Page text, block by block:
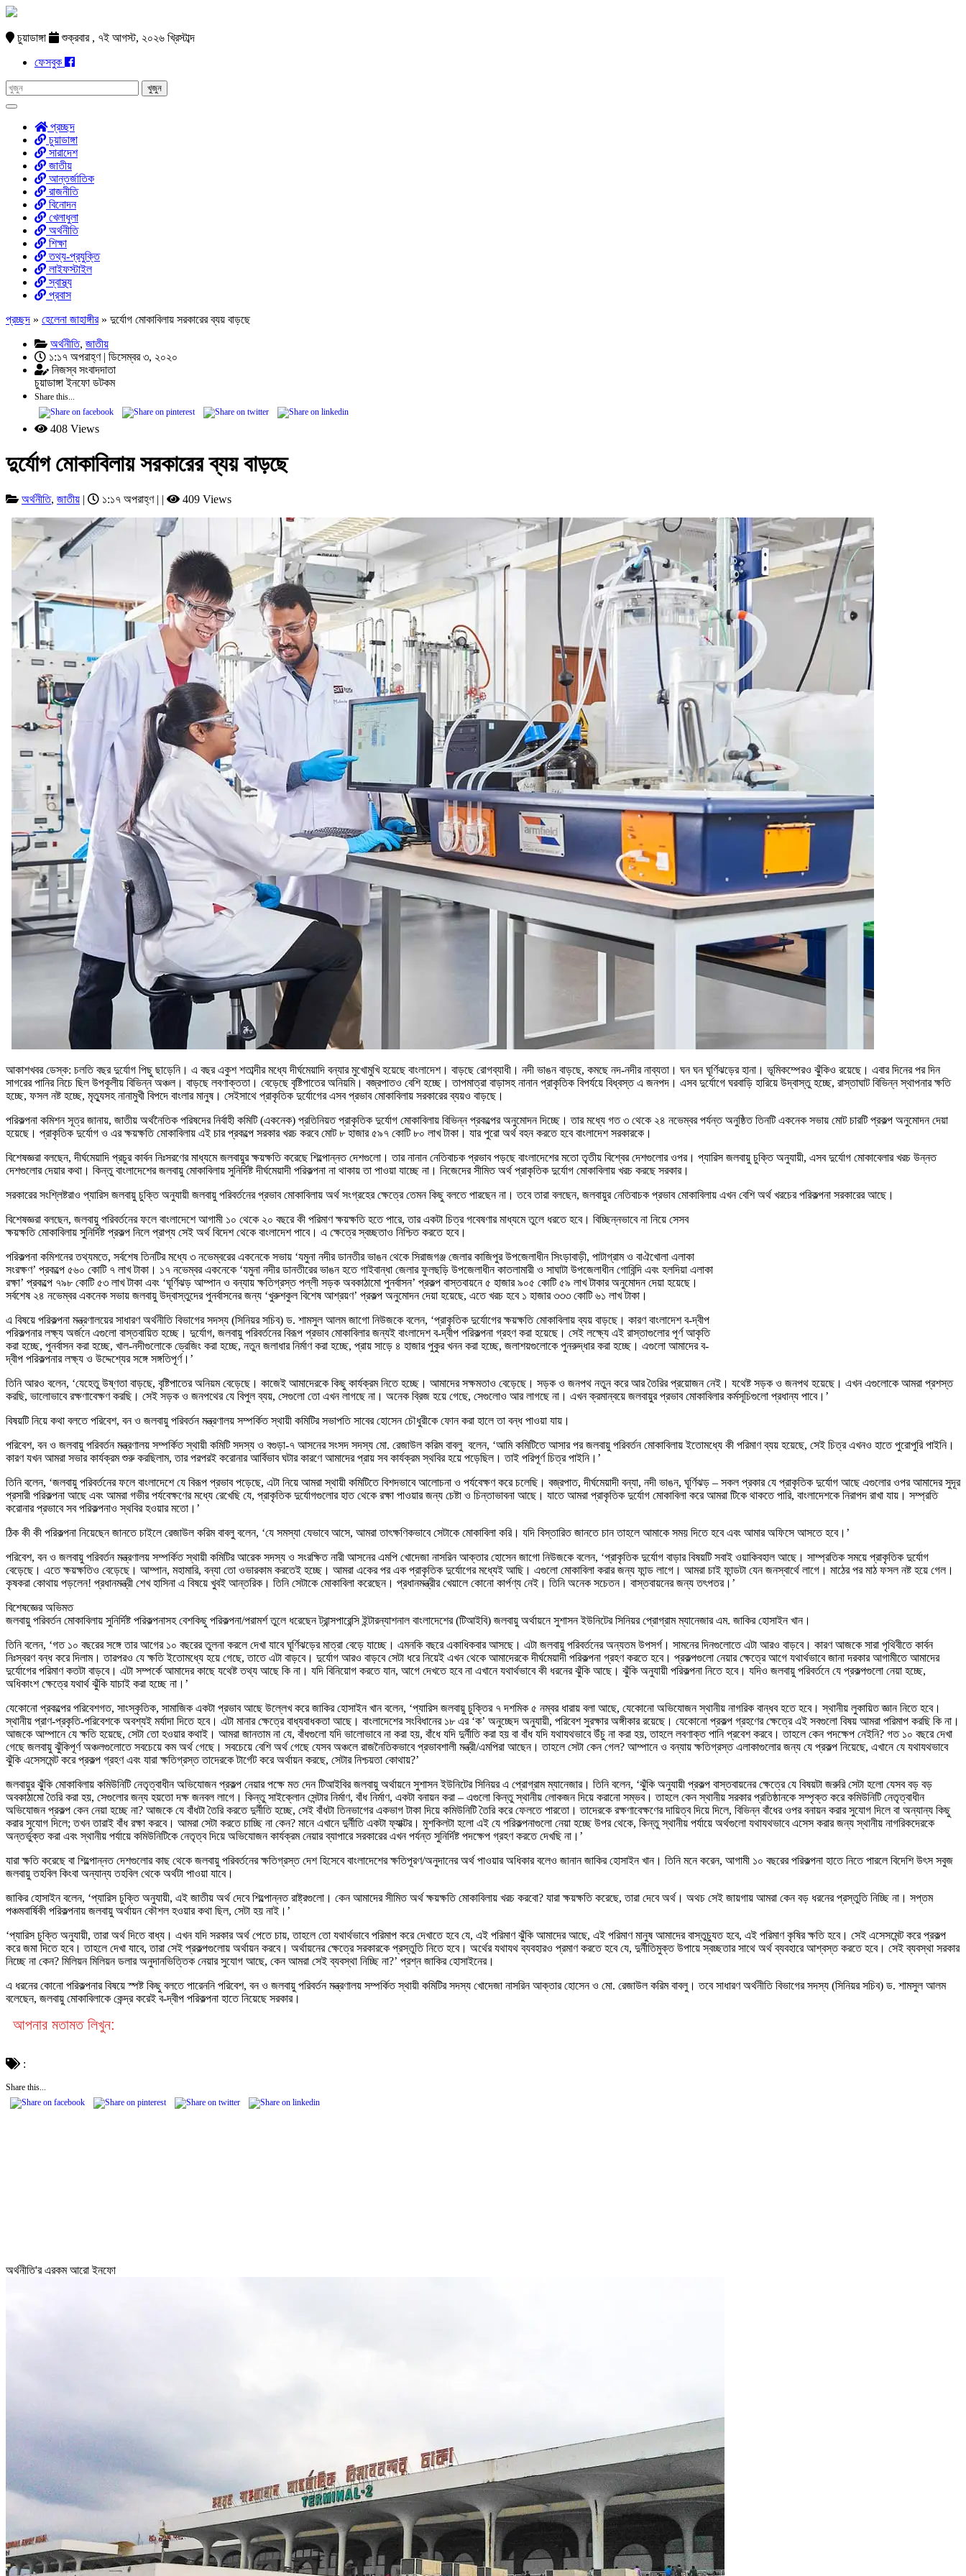
চুয়াডাঙ্গা
শুক্রবার , ৭ই আগস্ট, ২০২৬ খ্রিস্টাব্দ
ফেসবুক
প্রচ্ছদ
চুয়াডাঙ্গা
সারাদেশ
জাতীয়
আন্তর্জাতিক
রাজনীতি
বিনোদন
খেলাধুলা
অর্থনীতি
শিক্ষা
তথ্য-প্রযুক্তি
লাইফস্টাইল
স্বাস্থ্য
প্রবাস
প্রচ্ছদ » হেলেনা জাহাঙ্গীর» দুর্যোগ মোকাবিলায় সরকারের ব্যয় বাড়ছে
অর্থনীতি, জাতীয়
১:১৭ অপরাহ্ণ | ডিসেম্বর ৩, ২০২০
নিজস্ব সংবাদদাতা
চুয়াডাঙ্গা ইনফো ডটকম
Share this...
408 Views
দুর্যোগ মোকাবিলায় সরকারের ব্যয় বাড়ছে
অর্থনীতি, জাতীয় | ১:১৭ অপরাহ্ণ | | 409 Views
আকাশখবর ডেস্ক: চলতি বছর দুর্যোগ পিছু ছাড়েনি। এ বছর একুশ শতাব্দীর মধ্যে দীর্ঘমেয়াদি বন্যার মুখোমুখি হয়েছে বাংলাদেশ। বাড়ছে রোগব্যাধী। নদী ভাঙন বাড়ছে, কমছে নদ-নদীর নাব্যতা। ঘন ঘন ঘূর্ণিঝড়ের হানা। ভূমিকম্পেরও ঝুঁকিও রয়েছে। এবার দিনের পর দিন
সাগরের পানির নিচে ছিল উপকূলীয় বিভিন্ন অঞ্চল। বাড়ছে লবণাক্ততা। বেড়েছে বৃষ্টিপাতের অনিয়মি। বজ্রপাতও বেশি হচ্ছে। তাপমাত্রা বাড়াসহ নানান প্রাকৃতিক বিপর্যয়ে বিধ্বস্ত এ জনপদ। এসব দুর্যোগে ঘরবাড়ি হারিয়ে উদ্বাস্তু হচ্ছে, রাস্তাঘাট বিভিন্ন স্থাপনার ক্ষতি
হচ্ছে, ফসল নষ্ট হচ্ছে, মৃত্যুসহ নানামুখী বিপদে বাংলার মানুষ। সেইসাথে প্রাকৃতিক দুর্যোগের এসব প্রভাব মোকাবিলায় সরকারের ব্যয়ও বাড়ছে।
পরিকল্পনা কমিশন সূত্র জানায়, জাতীয় অর্থনৈতিক পরিষদের নির্বাহী কমিটি (একনেক) প্রতিনিয়ত প্রাকৃতিক দুর্যোগ মোকাবিলায় বিভিন্ন প্রকল্পের অনুমোদন দিচ্ছে। তার মধ্যে গত ৩ থেকে ২৪ নভেম্বর পর্যন্ত অনুষ্ঠিত তিনটি একনেক সভায় মোট চারটি প্রকল্প অনুমোদন দেয়া
হয়েছে। প্রাকৃতিক দুর্যোগ ও এর ক্ষয়ক্ষতি মোকাবিলায় এই চার প্রকল্পে সরকার খরচ করবে মোট ৮ হাজার ৫৯৭ কোটি ৮০ লাখ টাকা। যার পুরো অর্থ বহন করতে হবে বাংলাদেশ সরকারকে।
বিশেষজ্ঞরা বলছেন, দীর্ঘমেয়াদি প্রচুর কার্বন নিঃসরণের মাধ্যমে জলবায়ুর ক্ষয়ক্ষতি করেছে শিল্পোন্নত দেশগুলো। তার নানান নেতিবাচক প্রভাব পড়ছে বাংলাদেশের মতো তৃতীয় বিশ্বের দেশগুলোর ওপর। প্যারিস জলবায়ু চুক্তি অনুযায়ী, এসব দুর্যোগ মোকাবেলার খরচ উন্নত
দেশগুলোর দেয়ার কথা। কিন্তু বাংলাদেশের জলবায়ু মোকাবিলায় সুনির্দিষ্ট দীর্ঘমেয়াদী পরিকল্পনা না থাকায় তা পাওয়া যাচ্ছে না। নিজেদের সীমিত অর্থ প্রাকৃতিক দুর্যোগ মোকাবিলায় খরচ করছে সরকার।
সরকারের সংশ্লিষ্টরাও প্যারিস জলবায়ু চুক্তি অনুযায়ী জলবায়ু পরিবর্তনের প্রভাব মোকাবিলায় অর্থ সংগ্রহের ক্ষেত্রে তেমন কিছু বলতে পারছেন না। তবে তারা বলছেন, জলবায়ুর নেতিবাচক প্রভাব মোকাবিলায় এখন বেশি অর্থ খরচের পরিকল্পনা সরকারের আছে।
বিশেষজ্ঞরা বলছেন, জলবায়ু পরিবর্তনের ফলে বাংলাদেশে আগামী ১০ থেকে ২০ বছরে কী পরিমাণ ক্ষয়ক্ষতি হতে পারে, তার একটা চিত্র গবেষণার মাধ্যমে তুলে ধরতে হবে। বিচ্ছিন্নভাবে না নিয়ে সেসব
ক্ষয়ক্ষতি মোকাবিলায় সুনির্দিষ্ট প্রকল্প নিলে প্রাপ্য সেই অর্থ বিদেশ থেকে বাংলাদেশ পাবে। এ ক্ষেত্রে স্বচ্ছতাও নিশ্চিত করতে হবে।
পরিকল্পনা কমিশনের তথ্যমতে, সর্বশেষ তিনটির মধ্যে ৩ নভেম্বরের একনেকে সভায় ‘যমুনা নদীর ডানতীর ভাঙন থেকে সিরাজগঞ্জ জেলার কাজিপুর উপজেলাধীন সিংড়াবাড়ী, পাটাগ্রাম ও বাঐখোলা এলাকা
সংরক্ষণ’ প্রকল্পে ৫৬০ কোটি ৭ লাখ টাকা। ১৭ নভেম্বর একনেকে ‘যমুনা নদীর ডানতীরের ভাঙন হতে গাইবান্ধা জেলার ফুলছড়ি উপজেলাধীন কাতলামারী ও সাঘাটা উপজেলাধীন গোবিন্দি এবং হলদিয়া এলাকা
রক্ষা’ প্রকল্পে ৭৯৮ কোটি ৫৩ লাখ টাকা এবং ‘ঘূর্ণিঝড় আম্পান ও বন্যায় ক্ষতিগ্রস্ত পল্লী সড়ক অবকাঠামো পুনর্বাসন’ প্রকল্প বাস্তবায়নে ৫ হাজার ৯০৫ কোটি ৫৯ লাখ টাকার অনুমোদন দেয়া হয়েছে।
সর্বশেষ ২৪ নভেম্বর একনেক সভায় জলবায়ু উদ্বাস্তুদের পুনর্বাসনের জন্য ‘খুরুশকুল বিশেষ আশ্রয়ণ’ প্রকল্প অনুমোদন দেয়া হয়েছে, এতে খরচ হবে ১ হাজার ৩৩৩ কোটি ৬১ লাখ টাকা।
এ বিষয়ে পরিকল্পনা মন্ত্রণালয়ের সাধারণ অর্থনীতি বিভাগের সদস্য (সিনিয়র সচিব) ড. শামসুল আলম জাগো নিউজকে বলেন, ‘প্রাকৃতিক দুর্যোগের ক্ষয়ক্ষতি মোকাবিলায় ব্যয় বাড়ছে। কারণ বাংলাদেশ ব-দ্বীপ
পরিকল্পনার লক্ষ্য অর্জনে এগুলো বাস্তবায়িত হচ্ছে। দুর্যোগ, জলবায়ু পরিবর্তনের বিরূপ প্রভাব মোকাবিলার জন্যই বাংলাদেশ ব-দ্বীপ পরিকল্পনা গ্রহণ করা হয়েছে। সেই লক্ষ্যে এই রাস্তাগুলোর পূর্ণ আকৃতি
করা হচ্ছে, পুনর্বাসন করা হচ্ছে, খাল-নদীগুলোকে ড্রেজিং করা হচ্ছে, নতুন জলাধার নির্মাণ করা হচ্ছে, প্রায় সাড়ে ৪ হাজার পুকুর খনন করা হচ্ছে, জলাশয়গুলোকে পুনরুদ্ধার করা হচ্ছে। এগুলো আমাদের ব-
দ্বীপ পরিকল্পনার লক্ষ্য ও উদ্দেশ্যের সঙ্গে সঙ্গতিপূর্ণ।’
তিনি আরও বলেন, ‘যেহেতু উষ্ণতা বাড়ছে, বৃষ্টিপাতের অনিয়ম বেড়েছে। কাজেই আমাদেরকে কিছু কার্যক্রম নিতে হচ্ছে। আমাদের সক্ষমতাও বেড়েছে। সড়ক ও জনপথ নতুন করে আর তৈরির প্রয়োজন নেই। যথেষ্ট সড়ক ও জনপথ হয়েছে। এখন এগুলোকে আমরা প্রশস্ত
করছি, ভালোভাবে রক্ষণাবেক্ষণ করছি। সেই সড়ক ও জনপথের যে বিপুল ব্যয়, সেগুলো তো এখন লাগছে না। অনেক ব্রিজ হয়ে গেছে, সেগুলোও আর লাগছে না। এখন ক্রমান্বয়ে জলবায়ুর প্রভাব মোকাবিলার কর্মসূচিগুলো প্রধান্য পাবে।’
বিষয়টি নিয়ে কথা বলতে পরিবেশ, বন ও জলবায়ু পরিবর্তন মন্ত্রণালয় সম্পর্কিত স্থায়ী কমিটির সভাপতি সাবের হোসেন চৌধুরীকে ফোন করা হালে তা বন্ধ পাওয়া যায়।
পরিবেশ, বন ও জলবায়ু পরিবর্তন মন্ত্রণালয় সম্পর্কিত স্থায়ী কমিটি সদস্য ও বগুড়া-৭ আসনের সংসদ সদস্য মো. রেজাউল করিম বাবলু বলেন, ‘আমি কমিটিতে আসার পর জলবায়ু পরিবর্তন মোকাবিলায় ইতোমধ্যে কী পরিমাণ ব্যয় হয়েছে, সেই চিত্র এখনও হাতে পুরোপুরি পাইনি।
কারণ যখন আমরা সভার কার্যক্রম শুরু করছিলাম, তার পরপরই করোনার আর্বিভাব ঘটার কারণে আমাদের প্রায় সব কার্যক্রম স্থবির হয়ে পড়েছিল। তাই পরিপূর্ণ চিত্র পাইনি।’
তিনি বলেন, ‘জলবায়ু পরিবর্তনের ফলে বাংলাদেশে যে বিরূপ প্রভাব পড়েছে, এটা নিয়ে আমরা স্থায়ী কমিটিতে বিশদভাবে আলোচনা ও পর্যবেক্ষণ করে চলেছি। বজ্রপাত, দীর্ঘমেয়াদী বন্যা, নদী ভাঙন, ঘূর্ণিঝড় – সকল প্রকার যে প্রাকৃতিক দুর্যোগ আছে এগুলোর ওপর আমাদের সুদূর
প্রসারী পরিকল্পনা আছে এবং আমরা গভীর পর্যবেক্ষণের মধ্যে রেখেছি যে, প্রাকৃতিক দুর্যোগগুলোর হাত থেকে রক্ষা পাওয়ার জন্য চেষ্টা ও চিন্তাভাবনা আছে। যাতে আমরা প্রাকৃতিক দুর্যোগ মোকাবিলা করে আমরা টিকে থাকতে পারি, বাংলাদেশকে নিরাপদ রাখা যায়। সম্প্রতি
করোনার প্রভাবে সব পরিকল্পনাও স্থবির হওয়ার মতো।’
ঠিক কী কী পরিকল্পনা নিয়েছেন জানতে চাইলে রেজাউল করিম বাবলু বলেন, ‘যে সমস্যা যেভাবে আসে, আমরা তাৎক্ষণিকভাবে সেটাকে মোকাবিলা করি। যদি বিস্তারিত জানতে চান তাহলে আমাকে সময় দিতে হবে এবং আমার অফিসে আসতে হবে।’
পরিবেশ, বন ও জলবায়ু পরিবর্তন মন্ত্রণালয় সম্পর্কিত স্থায়ী কমিটির আরেক সদস্য ও সংরক্ষিত নারী আসনের এমপি খোদেজা নাসরিন আক্তার হোসেন জাগো নিউজকে বলেন, ‘প্রাকৃতিক দুর্যোগ বাড়ার বিষয়টি সবাই ওয়াকিবহাল আছে। সাম্প্রতিক সময়ে প্রাকৃতিক দুর্যোগ
বেড়েছে। এতে ক্ষয়ক্ষতিও বেড়েছে। আম্পান, মহামারি, বন্যা তো ওভারকাম করতেই হচ্ছে। আমরা একের পর এক প্রাকৃতিক দুর্যোগের মধ্যেই আছি। এগুলো মোকাবিলা করার জন্য ফান্ড লাগে। আমরা চাই ফান্ডটা যেন জনস্বার্থে লাগে। মাঠের পর মাঠ ফসল নষ্ট হয়ে গেল।
কৃষকরা কোথায় পড়লেন! প্রধানমন্ত্রী শেখ হাসিনা এ বিষয়ে খুবই আন্তরিক। তিনি সেটাকে মোকাবিলা করেছেন। প্রধানমন্ত্রীর খেয়ালে কোনো কার্পণ্য নেই। তিনি অনেক সচেতন। বাস্তবায়নের জন্য তৎপতর।’
বিশেষজ্ঞের অভিমত
জলবায়ু পরিবর্তন মোকাবিলায় সুনির্দিষ্ট পরিকল্পনাসহ বেশকিছু পরিকল্পনা/পরামর্শ তুলে ধরেছেন ট্রান্সপারেন্সি ইন্টারন্যাশনাল বাংলাদেশের (টিআইবি) জলবায়ু অর্থায়নে সুশাসন ইউনিটের সিনিয়র প্রোগ্রাম ম্যানেজার এম. জাকির হোসাইন খান।
তিনি বলেন, ‘গত ১০ বছরের সঙ্গে তার আগের ১০ বছরের তুলনা করলে দেখা যাবে ঘূর্ণিঝড়ের মাত্রা বেড়ে যাচ্ছে। এমনকি বছরে একাধিকবার আসছে। এটা জলবায়ু পরিবর্তনের অন্যতম উপসর্গ। সামনের দিনগুলোতে এটা আরও বাড়বে। কারণ আজকে সারা পৃথিবীতে কার্বন
নিঃস্বরণ বন্ধ করে দিলাম। তারপরও যে ক্ষতি ইতোমধ্যে হয়ে গেছে, তাতে এটা বাড়বে। দুর্যোগ আরও বাড়বে সেটা ধরে নিয়েই এখন থেকে আমাদেরকে দীর্ঘমেয়াদী পরিকল্পনা গ্রহণ করতে হবে। প্রকল্পগুলো নেয়ার ক্ষেত্রে আগে যথার্থভাবে জানা দরকার আগামীতে আমাদের
দুর্যোগের পরিমাণ কতটা বাড়বে। এটা সম্পর্কে আমাদের কাছে যথেষ্ট তথ্য আছে কি না। যদি বিনিয়োগ করতে যান, আগে দেখতে হবে না এখানে যথার্থভাবে কী ধরনের ঝুঁকি আছে। ঝুঁকি অনুযায়ী পরিকল্পনা নিতে হবে। যদিও জলবায়ু পরিবর্তনে যে প্রকল্পগুলো নেয়া হচ্ছে,
অধিকাংশ ক্ষেত্রে যথার্থ ঝুঁকি যাচাই করা হচ্ছে না।’
যেকোনো প্রকল্পের পরিবেশগত, সাংস্কৃতিক, সামাজিক একটা প্রভাব আছে উল্লেখ করে জাকির হোসাইন খান বলেন, ‘প্যারিস জলবায়ু চুক্তির ৭ দশমিক ৫ নম্বর ধারায় বলা আছে, যেকোনো অভিযোজন স্থানীয় নাগরিক বান্ধব হতে হবে। স্থানীয় লুকায়িত জ্ঞান নিতে হবে।
স্থানীয় প্রাণ-প্রকৃতি-পরিবেশকে অবশ্যই মর্যাদা দিতে হবে। এটা মানার ক্ষেত্রে বাধ্যবাধকতা আছে। বাংলাদেশের সংবিধানের ১৮ এর ‘ক’ অনুচ্ছেদ অনুযায়ী, পরিবেশ সুরক্ষার অঙ্গীকার রয়েছে। যেকোনো প্রকল্প গ্রহণের ক্ষেত্রে এই সবগুলো বিষয় আমরা পরিমাপ করছি কি না।
আজকে আম্পানে যে ক্ষতি হয়েছে, সেটা তো হওয়ার কথাই। আমরা জানতাম না যে, বাঁধগুলো যদি ভালোভাবে না করা হয়, বাঁধে যদি দুর্নীতি করা হয় বা বাঁধ যদি যথাযথভাবে উঁচু না করা হয়, তাহলে লবণাক্ত পানি প্রবেশ করবে। তাহলে কেন পদক্ষেপ নেইনি? গত ১০ বছরে দেখা
গেছে জলবায়ু ঝুঁকিপূর্ণ অঞ্চলগুলোতে সবচেয়ে কম অর্থ গেছে। সবচেয়ে বেশি অর্থ গেছে যেসব অঞ্চলে রাজনৈতিকভাবে প্রভাবশালী মন্ত্রী/এমপিরা আছেন। তাহলে সেটা কেন গেল? আম্পানে ও বন্যায় ক্ষতিগ্রস্ত এলাকাগুলোর জন্য যে প্রকল্প নিয়েছে, এখানে যে যথাযথভাবে
ঝুঁকি এসেসমেন্ট করে প্রকল্প গ্রহণ এবং যারা ক্ষতিগ্রস্ত তাদেরকে টার্গেট করে অর্থায়ন করছে, সেটার নিশ্চয়তা কোথায়?’
জলবায়ুর ঝুঁকি মোকাবিলায় কমিউনিটি নেতৃত্বাধীন অভিযোজন প্রকল্প নেয়ার পক্ষে মত দেন টিআইবির জলবায়ু অর্থায়নে সুশাসন ইউনিটের সিনিয়র এ প্রোগ্রাম ম্যানেজার। তিনি বলেন, ‘ঝুঁকি অনুযায়ী প্রকল্প বাস্তবায়নের ক্ষেত্রে যে বিষয়টা জরুরি সেটা হলো যেসব বড় বড়
অবকাঠামো তৈরি করা হয়, সেগুলোর জন্য হয়তো দক্ষ জনবল লাগে। কিন্তু সাইক্লোন সেন্টার নির্মাণ, বাঁধ নির্মাণ, একটা বনায়ন করা – এগুলো কিন্তু স্থানীয় লোকজন দিয়ে করানো সম্ভব। তাহলে কেন স্থানীয় সরকার প্রতিষ্ঠানকে সম্পৃক্ত করে কমিউনিটি নেতৃত্বাধীন
অভিযোজন প্রকল্প কেন নেয়া হচ্ছে না? আজকে যে বাঁধটা তৈরি করতে দুর্নীতি হচ্ছে, সেই বাঁধটা তিনভাগের একভাগ টাকা দিয়ে কমিউনিটি তৈরি করে ফেলতে পারতো। তাদেরকে রক্ষণাবেক্ষণের দায়িত্ব দিয়ে দিলে, বিভিন্ন বাঁধের ওপর বনায়ন করার সুযোগ দিলে বা অন্যান্য কিছু
করার সুযোগ দিলে; তখন তারাই বাঁধ রক্ষা করবে। আমরা সেটা করতে চাচ্ছি না কেন? মানে এখানে দুর্নীতি একটা ফ্যাক্টর। মুশকিলটা হলো এই যে পরিকল্পনাগুলো নেয়া হচ্ছে উপর থেকে, কিন্তু স্থানীয় পর্যায়ে অর্থগুলো যথাযথভাবে এসেস করার জন্য স্থানীয় নাগরিকদেরকে
অন্তর্ভুক্ত করা এবং স্থানীয় পর্যায়ে কমিউনিটিকে নেতৃত্ব দিয়ে অভিযোজন কার্যক্রম নেয়ার ব্যাপারে সরকারের এখন পর্যন্ত সুনির্দিষ্ট পদক্ষেপ গ্রহণ করতে দেখছি না।’
যারা ক্ষতি করেছে বা শিল্পোন্নত দেশগুলোর কাছ থেকে জলবায়ু পরিবর্তনের ক্ষতিগ্রস্ত দেশ হিসেবে বাংলাদেশের ক্ষতিপূরণ/অনুদানের অর্থ পাওয়ার অধিকার বলেও জানান জাকির হোসাইন খান। তিনি মনে করেন, আগামী ১০ বছরের পরিকল্পনা হাতে নিতে পারলে বিদেশি উৎস সবুজ
জলবায়ু তহবিল কিংবা অন্যান্য তহবিল থেকে অর্থটা পাওয়া যাবে।
জাকির হোসাইন বলেন, ‘প্যারিস চুক্তি অনুযায়ী, এই জাতীয় অর্থ দেবে শিল্পোন্নত রাষ্ট্রগুলো। কেন আমাদের সীমিত অর্থ ক্ষয়ক্ষতি মোকাবিলায় খরচ করবো? যারা ক্ষয়ক্ষতি করেছে, তারা দেবে অর্থ। অথচ সেই জায়গায় আমরা কেন বড় ধরনের প্রস্তুতি নিচ্ছি না। সপ্তম
পঞ্চমবার্ষিকী পরিকল্পনায় জলবায়ু অর্থায়ন কৌশল হওয়ার কথা ছিল, সেটা হয় নাই।’
‘প্যারিস চুক্তি অনুযায়ী, তারা অর্থ দিতে বাধ্য। এখন যদি সরকার অর্থ পেতে চায়, তাহলে তো যথার্থভাবে পরিমাপ করে দেখাতে হবে যে, এই পরিমাণ ঝুঁকি আমাদের আছে, এই পরিমাণ মানুষ আমাদের বাস্তুচ্যুত হবে, এই পরিমাণ কৃষির ক্ষতি হবে। সেই এসেসমেন্ট করে প্রকল্প
করে জমা দিতে হবে। তাহলে দেখা যাবে, তারা সেই প্রকল্পগুলোয় অর্থায়ন করবে। অর্থায়নের ক্ষেত্রে সরকারকে প্রস্তুতি নিতে হবে। অর্থের যথাযথ ব্যবহারও প্রমাণ করতে হবে যে, দুর্নীতিমুক্ত উপায়ে স্বচ্ছতার সাথে অর্থ ব্যবহারে আশ্বস্ত করতে হবে। সেই ব্যবস্থা সরকার
নিচ্ছে না কেন? মিলিয়ন মিলিয়ন ডলার অনুদানভিত্তিক নেয়ার সুযোগ আছে, কেন আমরা সেই ব্যবস্থা নিচ্ছি না?’ প্রশ্ন জাকির হোসাইনের।
এ ধরনের কোনো পরিকল্পনার বিষয়ে স্পষ্ট কিছু বলতে পারেননি পরিবেশ, বন ও জলবায়ু পরিবর্তন মন্ত্রণালয় সম্পর্কিত স্থায়ী কমিটির সদস্য খোদেজা নাসরিন আক্তার হোসেন ও মো. রেজাউল করিম বাবলু। তবে সাধারণ অর্থনীতি বিভাগের সদস্য (সিনিয়র সচিব) ড. শামসুল আলম
বলেছেন, জলবায়ু মোকাবিলাকে কেন্দ্র করেই ব-দ্বীপ পরিকল্পনা হাতে নিয়েছে সরকার।
আপনার মতামত লিখুন:
:
Share this...
অর্থনীতি'র এরকম আরো ইনফো